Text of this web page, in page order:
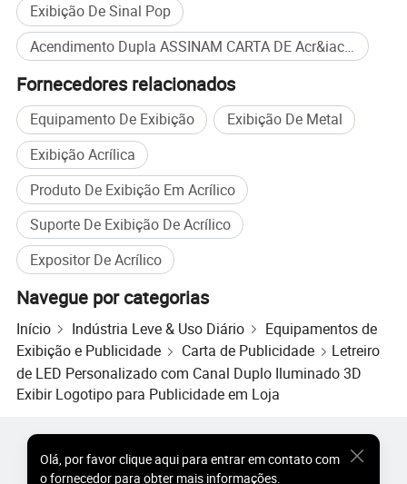
Exibição De Sinal Pop
Acendimento Dupla ASSINAM CARTA DE Acr&iacute;lico Assinar compra em massa
Fornecedores relacionados
Equipamento De Exibição
Exibição De Metal
Exibição Acrílica
Produto De Exibição Em Acrílico
Suporte De Exibição De Acrílico
Expositor De Acrílico
Navegue por categorias
Início Indústria Leve & Uso Diário
Equipamentos de
Exibição e Publicidade
Carta de Publicidade
Letreiro
de LED Personalizado com Canal Duplo Iluminado 3D
Exibir Logotipo para Publicidade em Loja
Olá, por favor clique aqui para entrar em contato com
o fornecedor para obter mais informações.
Produtos Quentes por Atacado
Comprador de Estrela